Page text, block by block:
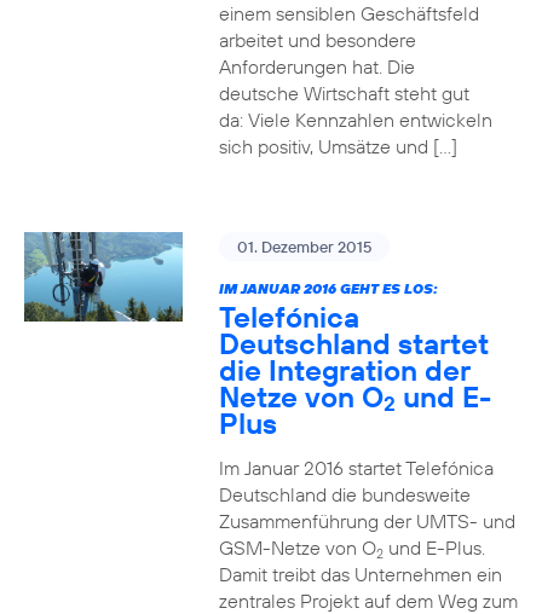
einem sensiblen Geschäftsfeld
arbeitet und besondere
Anforderungen hat. Die
deutsche Wirtschaft steht gut
da: Viele Kennzahlen entwickeln
sich positiv, Umsätze und […]
01. Dezember 2015
IM JANUAR 2016 GEHT ES LOS:
Telefónica
Deutschland startet
die Integration der
Netze von O2 und E-
Plus
Im Januar 2016 startet Telefónica
Deutschland die bundesweite
Zusammenführung der UMTS- und
GSM-Netze von O2und E-Plus.
Damit treibt das Unternehmen ein
zentrales Projekt auf dem Weg zum